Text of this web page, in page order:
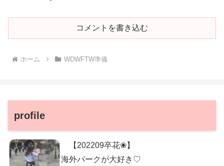
コメントを書き込む
ホーム WDWFTW準備
profile
【202209卒花❀】
海外パークが大好き♡